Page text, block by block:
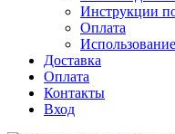
Инструкции
Оплата
Доставка
Оплата
Контакты
Вход